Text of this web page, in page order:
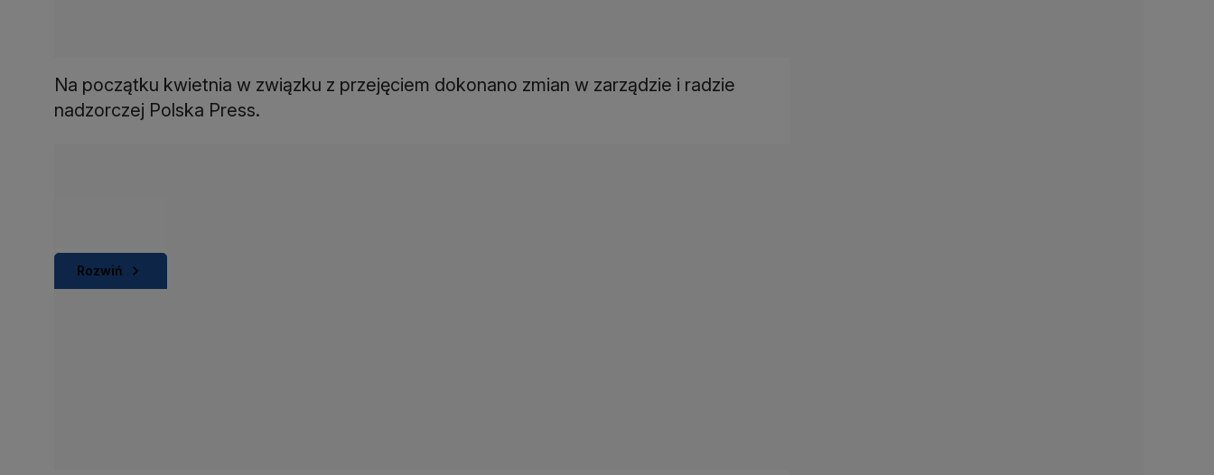
Na początku kwietnia w związku z przejęciem dokonano zmian w zarządzie i radzie
nadzorczej Polska Press.
Rozwiń